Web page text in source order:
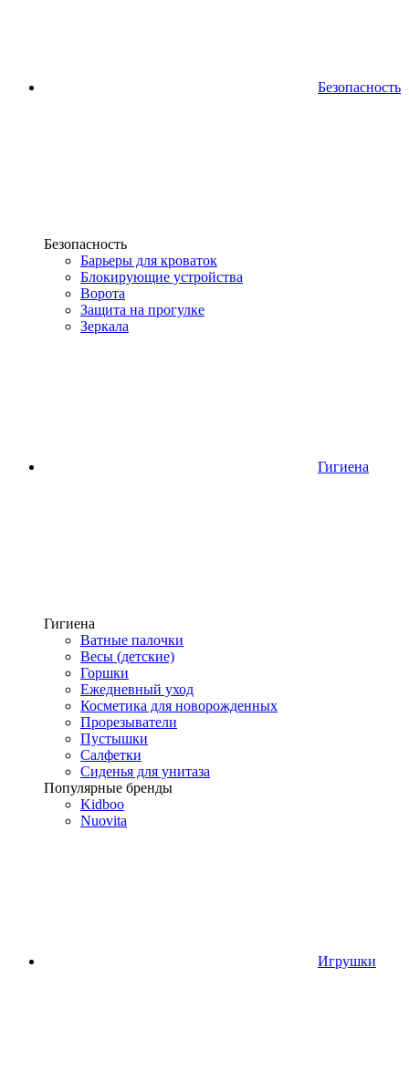
Безопасность
Безопасность
Барьеры для кроваток
Блокирующие устройства
Ворота
Защита на прогулке
Зеркала
Гигиена
Гигиена
Ватные палочки
Весы (детские)
Горшки
Ежедневный уход
Косметика для новорожденных
Прорезыватели
Пустышки
Салфетки
Сиденья для унитаза
Популярные бренды
Kidboo
Nuovita
Игрушки